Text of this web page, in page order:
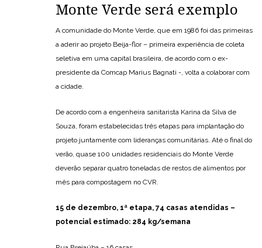
Monte Verde será exemplo
A comunidade do Monte Verde, que em 1986 foi das primeiras
a aderir ao projeto Beija-flor – primeira experiência de coleta
seletiva em uma capital brasileira, de acordo com o ex-
presidente da Comcap Marius Bagnati -, volta a colaborar com
a cidade.
De acordo com a engenheira sanitarista Karina da Silva de
Souza, foram estabelecidas três etapas para implantação do
projeto juntamente com lideranças comunitárias. Até o final do
verão, quase 100 unidades residenciais do Monte Verde
deverão separar quatro toneladas de restos de alimentos por
mês para compostagem no CVR.
15 de dezembro, 1ª etapa, 74 casas atendidas –
potencial estimado: 284 kg/semana